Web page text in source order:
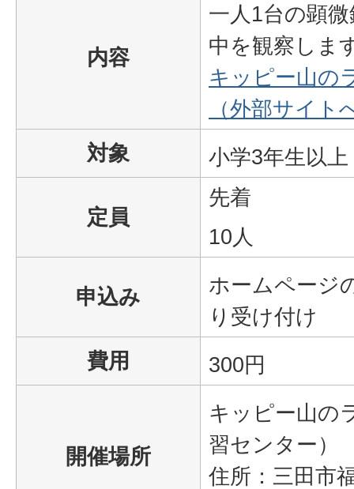
内容
一人1台の顕
中を観察しま
キッピー山の
（外部サイト
対象
小学3年生以
定員
先着
10人
申込み
ホームページ
り受け付け
費用
300円
開催場所
キッピー山の
習センター）
住所：三田市